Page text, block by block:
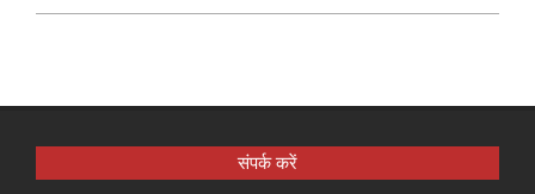
संपर्क करें